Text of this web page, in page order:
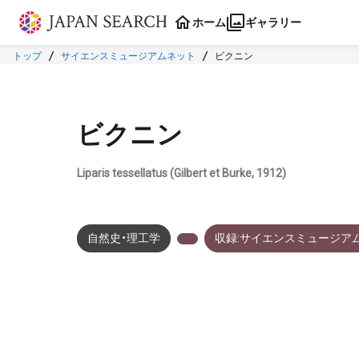
本文に飛ぶ
ホーム ギャラリー
トップ サイエンスミュージアムネット ビクニン
ビクニン
Liparis tessellatus (Gilbert et Burke, 1912)
自然史・理工学 収録:サイエンスミュージア